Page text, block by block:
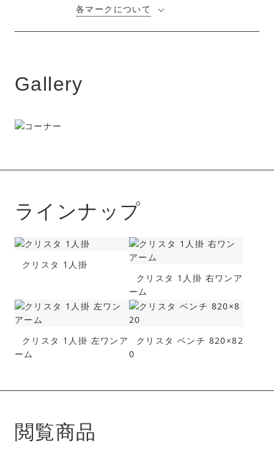
各マークについて
Gallery
ラインナップ
クリスタ 1人掛
クリスタ 1人掛 右ワンア
ーム
クリスタ 1人掛 左ワンア
ーム
クリスタ ベンチ 820×82
0
閲覧商品